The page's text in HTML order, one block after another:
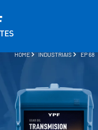
HOME INDUSTRIAIS EP 68